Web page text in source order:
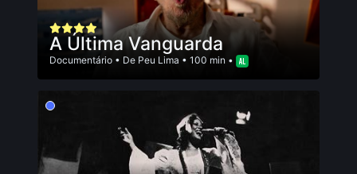
A Última Vanguarda
Documentário • De Peu Lima • 100 min •